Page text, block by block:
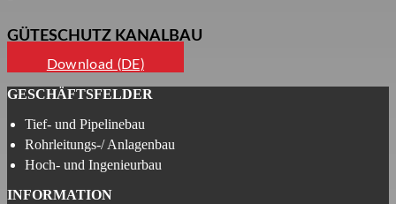
GÜTESCHUTZ KANALBAU
Download (DE)
GESCHÄFTSFELDER
Tief- und Pipelinebau
Rohrleitungs-/ Anlagenbau
Hoch- und Ingenieurbau
INFORMATION